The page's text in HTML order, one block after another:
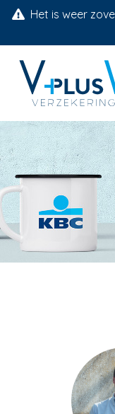
Het is weer